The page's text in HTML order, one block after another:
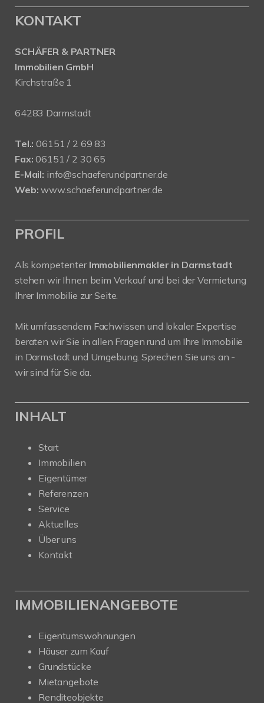
KONTAKT
SCHÄFER & PARTNER
Immobilien GmbH
Kirchstraße 1
64283 Darmstadt
Tel.: 06151 / 2 69 83
Fax: 06151 / 2 30 65
E-Mail: info@schaeferundpartner.de
Web: www.schaeferundpartner.de
PROFIL
Als kompetenter Immobilienmakler in Darmstadt
stehen wir Ihnen beim Verkauf und bei der Vermietung
Ihrer Immobilie zur Seite.
Mit umfassendem Fachwissen und lokaler Expertise
beraten wir Sie in allen Fragen rund um Ihre Immobilie
in Darmstadt und Umgebung. Sprechen Sie uns an -
wir sind für Sie da.
INHALT
Start
Immobilien
Eigentümer
Referenzen
Service
Aktuelles
Über uns
Kontakt
IMMOBILIENANGEBOTE
Eigentumswohnungen
Häuser zum Kauf
Grundstücke
Mietangebote
Renditeobjekte